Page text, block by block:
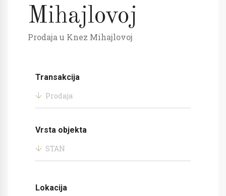
Mihajlovoj
Prodaja u Knez Mihajlovoj
Transakcija
Prodaja
Vrsta objekta
STAN
Lokacija